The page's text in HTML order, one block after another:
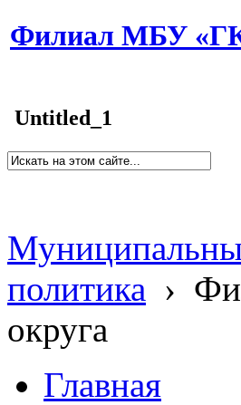
Филиал МБУ
Untitled_1
политика ›
округа
Главная